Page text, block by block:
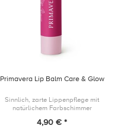
Primavera Lip Balm Care & Glow
Sinnlich, zarte Lippenpflege mit
natürlichem Farbschimmer
4,90 € *